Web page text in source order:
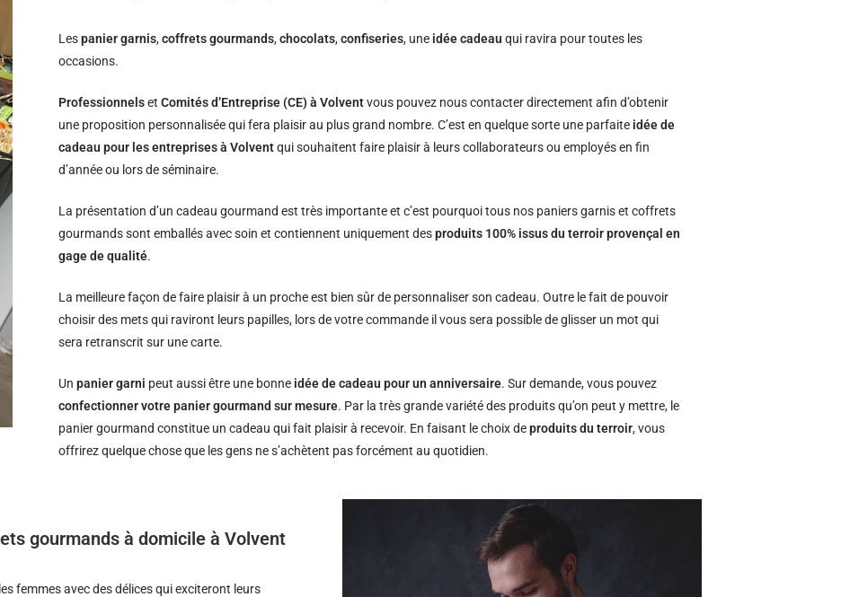
Lespanier garnis,coffrets gourmands,chocolats,confiseries, une idée cadeau qui ravira pour toutes les
occasions.
ProfessionnelsetComités d’Entreprise (CE) à Volventvous pouvez nous contacter directement afin d’obtenir
une proposition personnalisée qui fera plaisir au plus grand nombre. C’est en quelque sorte une parfaite idée de
cadeau pour les entreprises à Volventqui souhaitent faire plaisir à leurs collaborateurs ou employés en fin
d’année ou lors de séminaire.
La présentation d’un cadeau gourmand est très importante et c’est pourquoi tous nos paniers garnis et coffrets
gourmands sont emballés avec soin et contiennent uniquement desproduits 100% issus du terroir provençal en
gage de qualité.
La meilleure façon de faire plaisir à un proche est bien sûr de personnaliser son cadeau. Outre le fait de pouvoir
choisir des mets qui raviront leurs papilles, lors de votre commande il vous sera possible de glisser un mot qui
sera retranscrit sur une carte.
Unpanier garni peut aussi être une bonne idée de cadeau pour un anniversaire. Sur demande, vous pouvez
confectionner votre panier gourmand sur mesure. Par la très grande variété des produits qu’on peut y mettre, le
panier gourmand constitue un cadeau qui fait plaisir à recevoir. En faisant le choix deproduits du terroir, vous
offrirez quelque chose que les gens ne s’achètent pas forcément au quotidien.
gourmands à domicile à Volvent
femmes avec des délices qui exciteront leurs